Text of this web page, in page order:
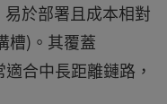
於部署且成本相對
槽)。其覆蓋
合中長距離鏈路，